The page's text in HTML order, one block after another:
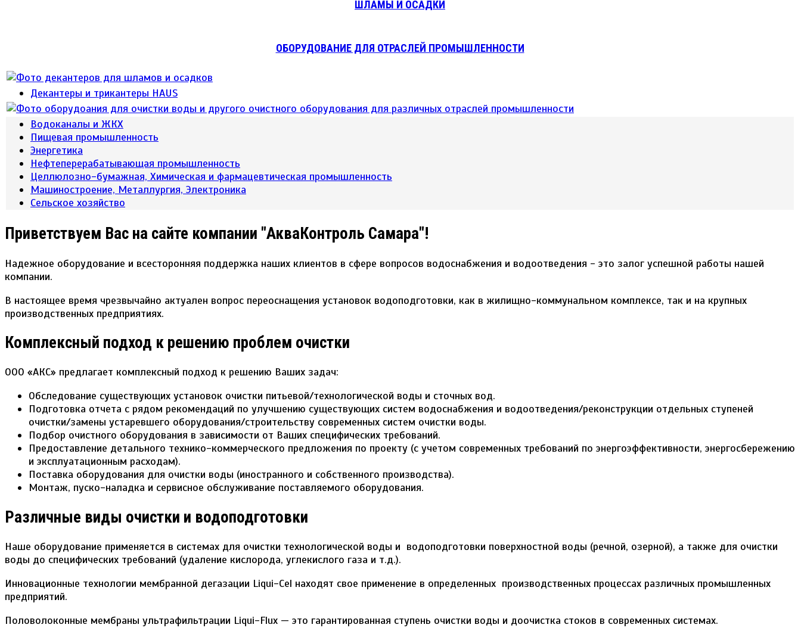
ШЛАМЫ И ОСАДКИ
ОБОРУДОВАНИЕ ДЛЯ ОТРАСЛЕЙ ПРОМЫШЛЕННОСТИ
Декантеры и трикантеры HAUS
Водоканалы и ЖКХ
Пищевая промышленность
Энергетика
Нефтеперерабатывающая промышленность
Целлюлозно-бумажная, Химическая и фармацевтическая промышленность
Машиностроение, Металлургия, Электроника
Сельское хозяйство
Приветствуем Вас на сайте компании "АкваКонтроль Самара"!
Надежное оборудование и всесторонняя поддержка наших клиентов в сфере вопросов водоснабжения и водоотведения - это залог успешной работы нашей
компании.
В настоящее время чрезвычайно актуален вопрос переоснащения установок водоподготовки, как в жилищно-коммунальном комплексе, так и на крупных
производственных предприятиях.
Комплексный подход к решению проблем очистки
ООО «АКС» предлагает комплексный подход к решению Ваших задач:
Обследование существующих установок очистки питьевой/технологической воды и сточных вод.
Подготовка отчета с рядом рекомендаций по улучшению существующих систем водоснабжения и водоотведения/реконструкции отдельных ступеней
очистки/замены устаревшего оборудования/строительству современных систем очистки воды.
Подбор очистного оборудования в зависимости от Ваших специфических требований.
Предоставление детального технико-коммерческого предложения по проекту (с учетом современных требований по энергоэффективности, энергосбережению
и эксплуатационным расходам).
Поставка оборудования для очистки воды (иностранного и собственного производства).
Монтаж, пуско-наладка и сервисное обслуживание поставляемого оборудования.
Различные виды очистки и водоподготовки
Наше оборудование применяется в системах для очистки технологической воды и водоподготовки поверхностной воды (речной, озерной), а также для очистки
воды до специфических требований (удаление кислорода, углекислого газа и т.д.).
Инновационные технологии мембранной дегазации Liqui-Cel находят свое применение в определенных производственных процессах различных промышленных
предприятий.
Половолоконные мембраны ультрафильтрации Liqui-Flux — это гарантированная ступень очистки воды и доочистка стоков в современных системах.